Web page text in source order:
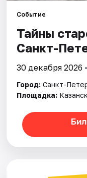
Событие
Тайны
Санкт-
30 декабря 2026
Город: Санкт-
Площадка: